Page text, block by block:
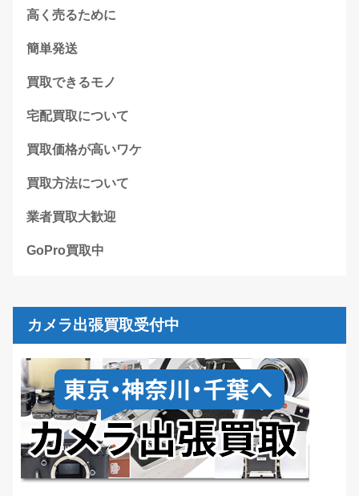
高く売るために
簡単発送
買取できるモノ
宅配買取について
買取価格が高いワケ
買取方法について
業者買取大歓迎
GoPro買取中
カメラ出張買取受付中